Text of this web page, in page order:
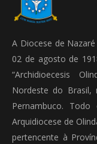
A Diocese de
02 de agosto de
“Archidioecesis
Nordeste do
Pernambuco.
Arquidiocese de
pertencente à